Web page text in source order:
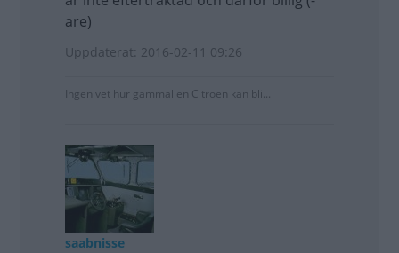
are)
Uppdaterat: 2016-02-11 09:26
Ingen vet hur gammal en Citroen kan bli...
saabnisse